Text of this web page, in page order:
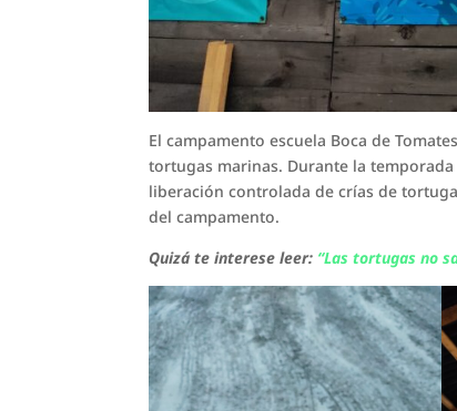
El campamento escuela Boca de
tortugas marinas. Durante la
liberación controlada de crías de
del campamento.
Quizá te interese leer: “Las tortugas no